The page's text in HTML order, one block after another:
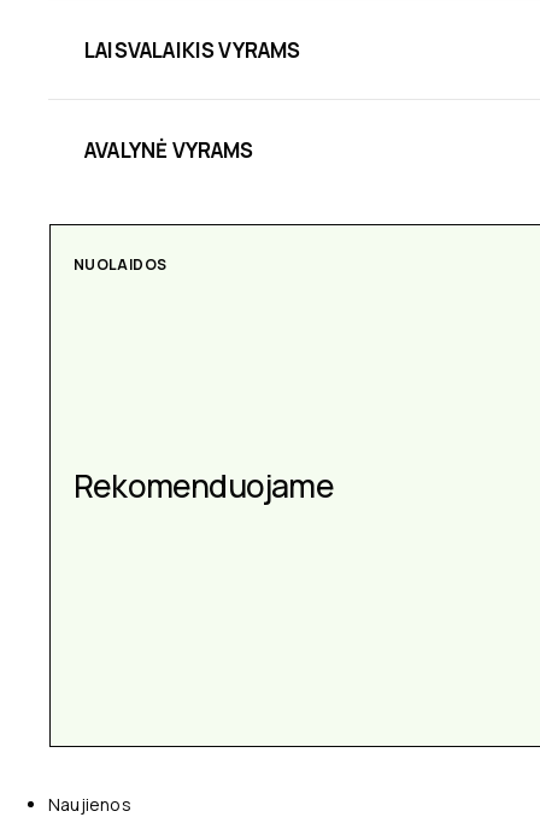
LAISVALAIKIS VYRAMS
AVALYNĖ VYRAMS
NUOLAIDOS
Rekomenduojame
AKSESUARAI
Aksesuarai kiekvienai
progai
Naujienos